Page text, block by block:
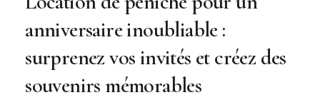
anniversaire inoubliable :
surprenez vos invités et créez des
souvenirs mémorables